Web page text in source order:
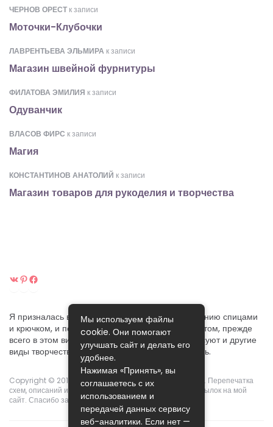
ЧЕРНОВ ОРЕСТ к записи
Моточки-Клубочки
ЛАВРЕНТЬЕВА ЭЛЬМИРА к записи
Магазин швейной фурнитуры
ФИЛАТОВА ЭМИЛИЯ к записи
Одуванчик
ВЛАСОВ ФИРС к записи
Магия
КОНСТАНТИНОВ АНАТОЛИЙ к записи
Магазин товаров для рукоделия и творчества
ВКонтакте
Pinterest
Я призналась вам в своей любви к ручному вязанию спицами
и крючком, и постараюсь поделиться своим опытом, прежде
всего в этом виде рукоделия. Хотя меня интересуют и другие
виды творчества, которые я собираюсь осваивать.
Copyright © 2015-2024.Pikoclub. Права защищены ©. Перепечатка
схем, описаний и фотографий возможны с указанием ссылок на мой
сайт. Спасибо за понимание!
Мы используем файлы
cookie. Они помогают
улучшать сайт и делать его
удобнее.
Нажимая «Принять», вы
соглашаетесь с их
использованием и
передачей данных сервису
веб-аналитики. Если нет —